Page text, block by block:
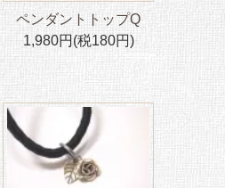
ペンダントトップQ
1,980円(税180円)